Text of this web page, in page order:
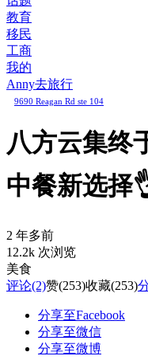
教育
移民
工商
我的
Anny去旅行
9690 Reagan Rd ste 104
八方云集终
中餐新选择
2 年多前
12.2k 次浏览
美食
评论(2)赞(253)收藏(253)
分享至Facebook
分享至微信
分享至微博